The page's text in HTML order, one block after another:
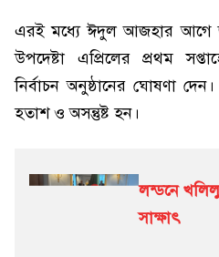
এরই মধ্যে ঈদুল আজহার আগে
উপদেষ্টা এপ্রিলের প্রথম
নির্বাচন অনুষ্ঠানের ঘোষণা
হতাশ ও অসন্তুষ্ট হন।
লন্ডনে
সাক্ষাৎ